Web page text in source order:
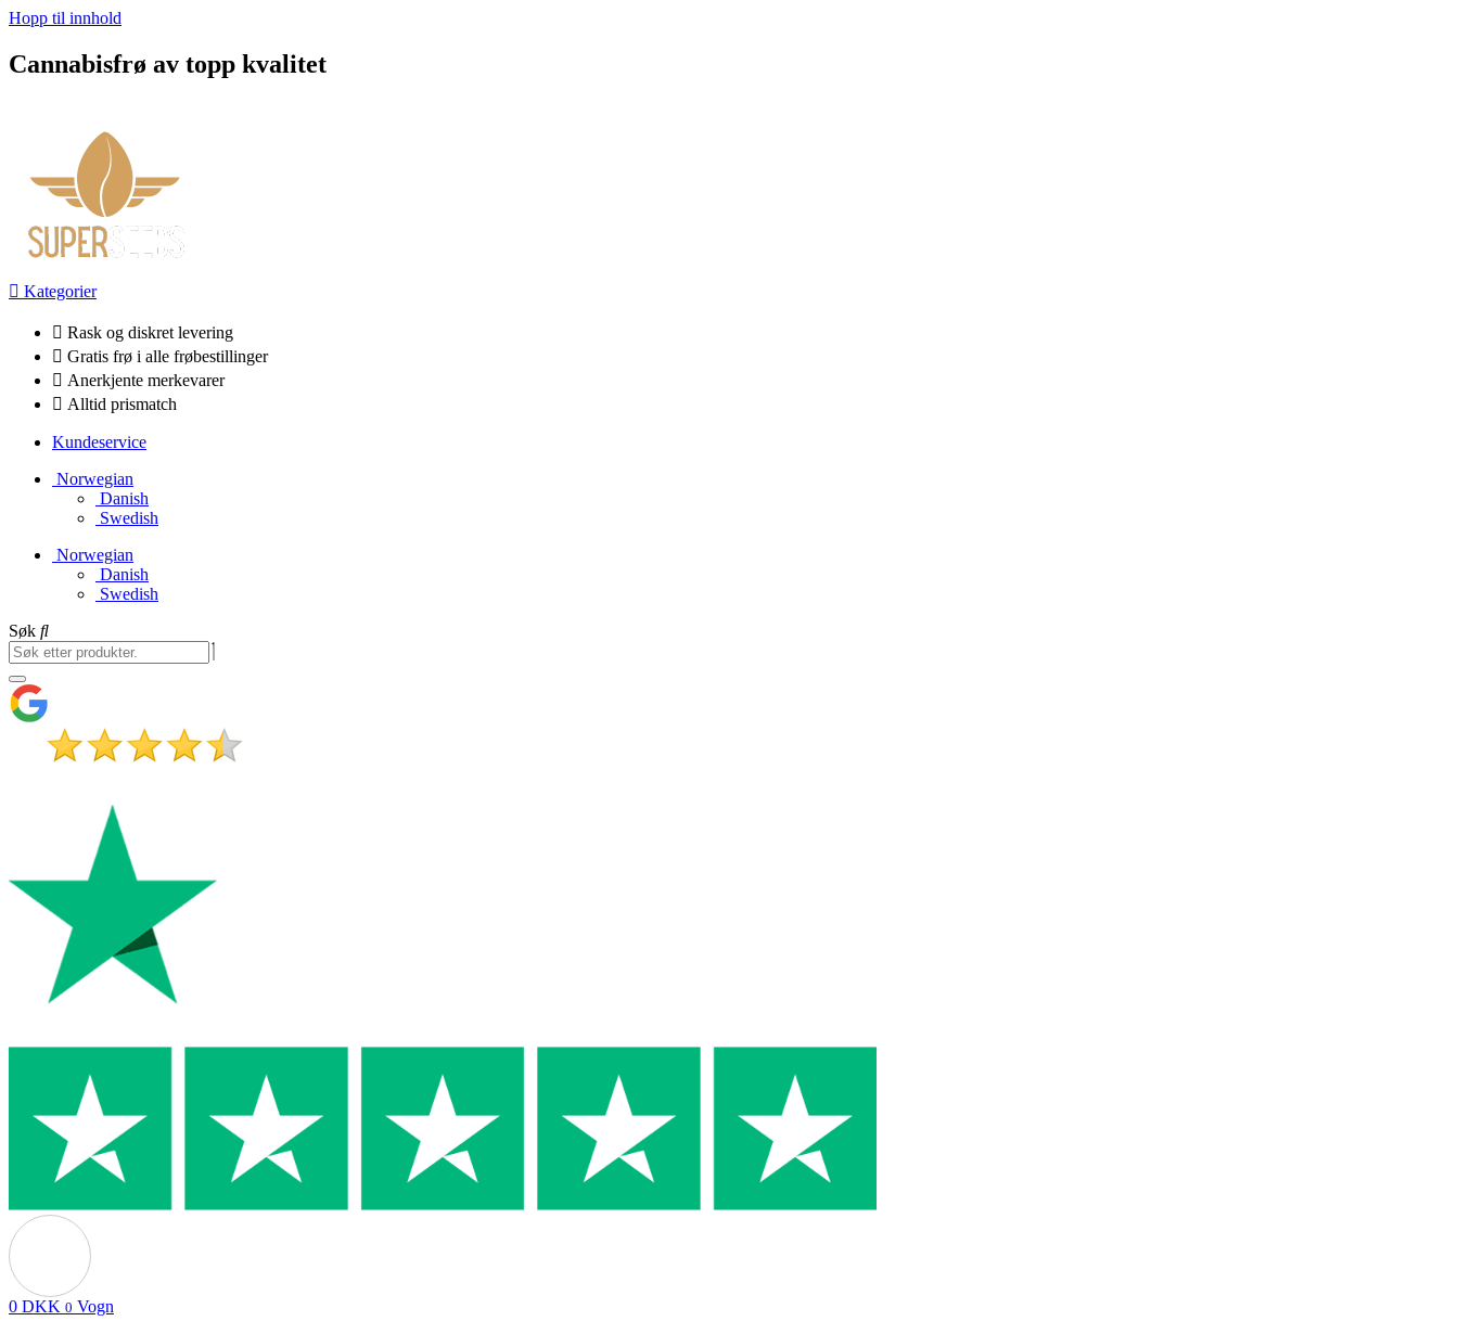
Hopp til innhold
Cannabisfrø av topp kvalitet
Kategorier
Rask og diskret levering
Gratis frø i alle frøbestillinger
Anerkjente merkevarer
Alltid prismatch
Kundeservice
Norwegian
Danish
Swedish
Norwegian
Danish
Swedish
Søk
0 DKK 0 Vogn